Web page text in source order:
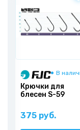
В
Крючки для
блесен S-59
375 руб.